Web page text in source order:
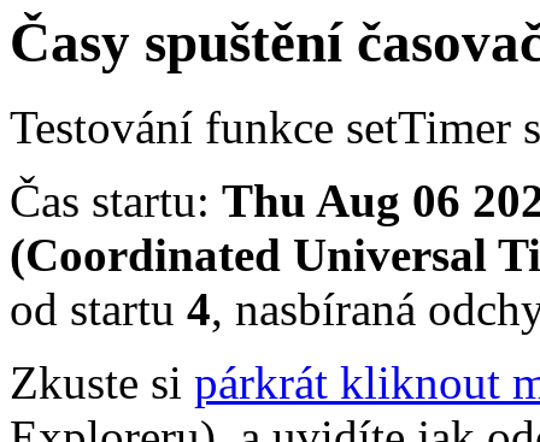
Časy spuštění
Testování funkce setTimer
Čas startu: Thu Aug 06
(Coordinated Universal
od startu 4, nasbíraná
Zkuste si párkrát kliknout